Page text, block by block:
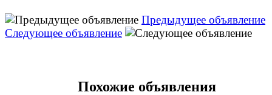
Предыдущее объявление
Следующее объявление
Похожие объявления